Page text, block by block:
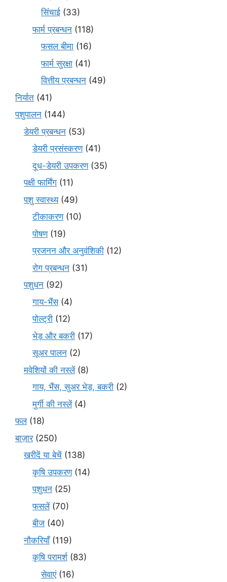
सिंचाई (33)
फार्म प्रबन्धन (118)
फसल बीमा (16)
फार्म सुरक्षा (41)
वित्तीय प्रबन्धन (49)
निर्यात (41)
पशुपालन (144)
डेयरी प्रबन्धन (53)
डेयरी प्रसंस्करण(41)
दूध-डेयरी उपकरण(35)
पक्षी फार्मिंग (11)
पशु स्वास्थ्य(49)
टीकाकरण(10)
पोषण(19)
प्रजनन और अनुवंशिकी (12)
रोग प्रबन्धन (31)
पशुधन (92)
गाय-भैंस(4)
पोल्ट्री (12)
भेड़ और बकरी (17)
सूअर पालन (2)
मवेशियों की नस्लें(8)
गाय, भैंस, सुअर भेड़, बकरी (2)
मुर्गी की नस्लें(4)
फल(18)
बाज़ार(250)
खरीदें या बेचें (138)
कृषि उपकरण(14)
पशुधन (25)
फसलें(70)
बीज (40)
नौकरियाँ(119)
कृषि परामर्श(83)
सेवाएं(16)